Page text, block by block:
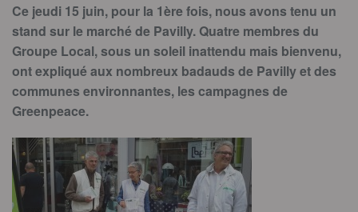
Ce jeudi 15 juin, pour la 1ère fois, nous avons tenu un
stand sur le marché de Pavilly. Quatre membres du
Groupe Local, sous un soleil inattendu mais bienvenu,
ont expliqué aux nombreux badauds de Pavilly et des
communes environnantes, les campagnes de
Greenpeace.